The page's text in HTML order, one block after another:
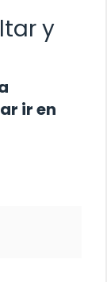
y
ir en